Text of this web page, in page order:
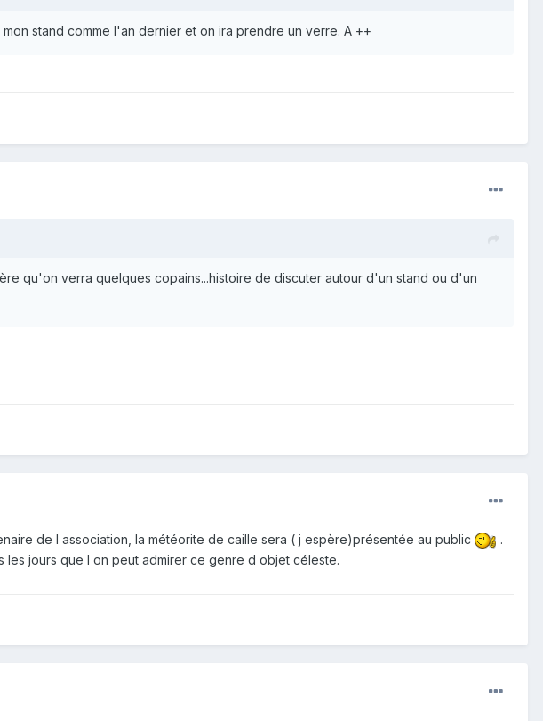
stand comme l'an dernier et on ira prendre un verre. A ++
qu'on verra quelques copains...histoire de discuter autour d'un stand ou d'un
de l association, la météorite de caille sera ( j espère)présentée au public
.
les jours que l on peut admirer ce genre d objet céleste.